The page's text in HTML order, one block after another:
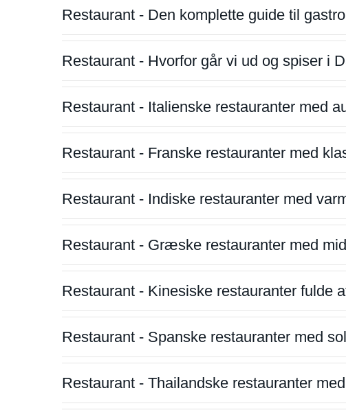
Restaurant - Den komplette guide til
Restaurant - Hvorfor går vi ud og spiser i
Restaurant - Italienske restauranter med
Restaurant - Franske restauranter med
Restaurant - Indiske restauranter med
Restaurant - Græske restauranter med
Restaurant - Kinesiske restauranter fulde
Restaurant - Spanske restauranter med
Restaurant - Thailandske restauranter